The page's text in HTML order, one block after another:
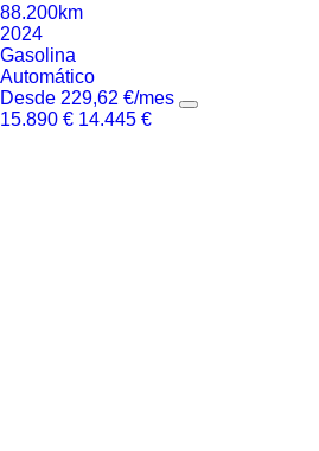
88.200km
2024
Gasolina
Automático
Desde 229,62 €/mes
15.890 € 14.445 €